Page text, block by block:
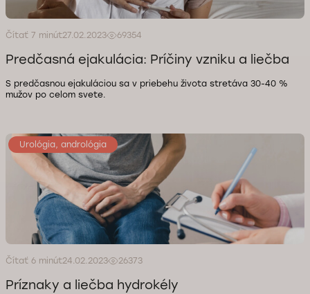
Čítať 7 minút27.02.2023 69354
Predčasná ejakulácia: Príčiny vzniku a liečba
S predčasnou ejakuláciou sa v priebehu života stretáva 30-40 %
mužov po celom svete.
Urológia, andrológia
Čítať 6 minút24.02.2023 26373
Príznaky a liečba hydrokély